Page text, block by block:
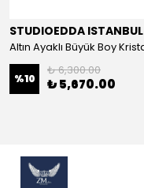
STUDIOEDDA ISTANBUL
%10
₺ 6,300.00
₺ 5,670.00